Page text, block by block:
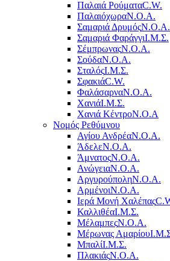
Παλαιά ΡούματαC.W.
ΠαλαιόχωραΝ.Ο.Α.
Σαμαριά ΔρυμόςΝ.Ο.Α.
Σαμαριά ΦαράγγιΙ.Μ.Σ.
ΣέμπρωναςΝ.Ο.Α.
ΣούδαΝ.Ο.Α.
ΣταλόςΙ.Μ.Σ.
ΣφακιάC.W.
ΦαλάσαρναΝ.Ο.Α.
ΧανιάΙ.Μ.Σ.
Χανιά ΚέντροN.O.A
Νομός Ρεθύμνου
Αγίου ΑνδρέαΝ.Ο.Α.
ΆδελεΝ.Ο.Α.
ΆμνατοςΝ.Ο.Α.
ΑνώγειαΝ.Ο.Α.
ΑργυρούποληΝ.Ο.Α.
ΑρμένοιΝ.Ο.Α.
Ιερά Μονή Χαλέπας
ΚαλλιθέαΙ.Μ.Σ.
ΜέλαμπεςΝ.Ο.Α.
Μέρωνας Αμαρίου
ΜπαλίΙ.Μ.Σ.
ΠλακιάςΝ.Ο.Α.